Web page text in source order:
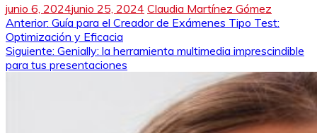
junio 6, 2024junio 25, 2024 Claudia Martínez Gómez
Navegación
de
entradas
Anterior: Guía para el Creador de Exámenes Tipo Test:
Optimización y Eficacia
Siguiente: Genially: la herramienta multimedia imprescindible
para tus presentaciones